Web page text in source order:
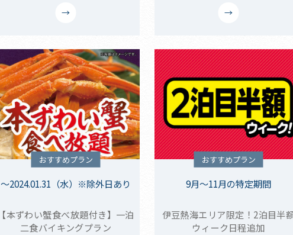
おすすめプラン
～2024.01.31（水）※除外日あり
【本ずわい蟹食べ放題付き】一泊
二食バイキングプラン
おすすめプラン
9月～11月の特定期間
伊豆熱海エリア限定！2泊目半
ウィーク日程追加